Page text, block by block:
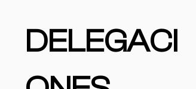
DELEGACI